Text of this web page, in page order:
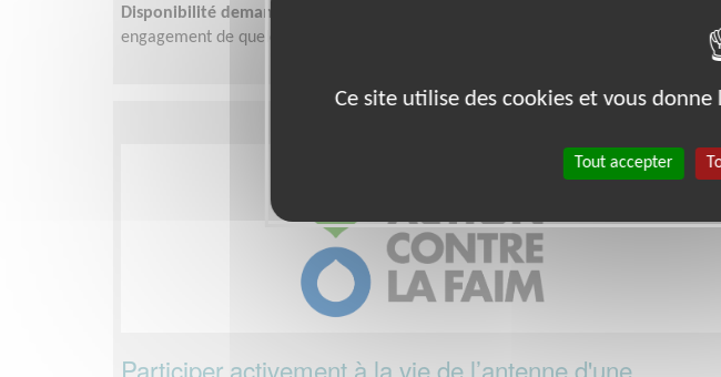
Disponibilité demandée :
engagement de quelques heures par mois.
Participer activement à la vie de l’antenne d'une
Ce site utilise des cookies et vous
Tout accepter